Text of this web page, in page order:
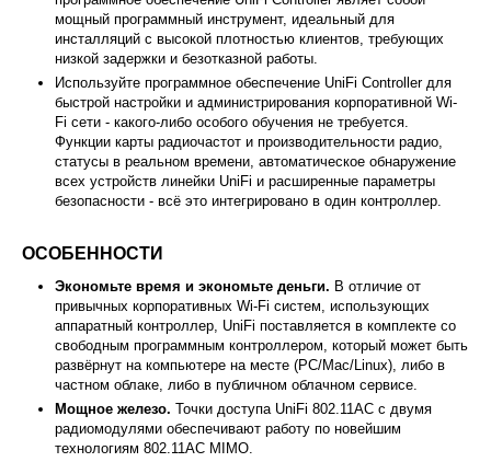
мощный программный инструмент, идеальный для
инсталляций с высокой плотностью клиентов, требующих
низкой задержки и безотказной работы.
Используйте программное обеспечение UniFi Controller для
быстрой настройки и администрирования корпоративной Wi-
Fi сети - какого-либо особого обучения не требуется.
Функции карты радиочастот и производительности радио,
статусы в реальном времени, автоматическое обнаружение
всех устройств линейки UniFi и расширенные параметры
безопасности - всё это интегрировано в один контроллер.
ОСОБЕННОСТИ
Экономьте время и экономьте деньги. В отличие от
привычных корпоративных Wi-Fi систем, использующих
аппаратный контроллер, UniFi поставляется в комплекте со
свободным программным контроллером, который может быть
развёрнут на компьютере на месте (PC/Mac/Linux), либо в
частном облаке, либо в публичном облачном сервисе.
Мощное железо. Точки доступа UniFi 802.11AC с двумя
радиомодулями обеспечивают работу по новейшим
технологиям 802.11AC MIMO.